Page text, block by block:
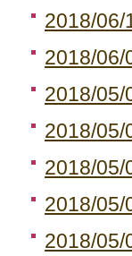
2018/
2018/
2018/
2018/
2018/
2018/
2018/